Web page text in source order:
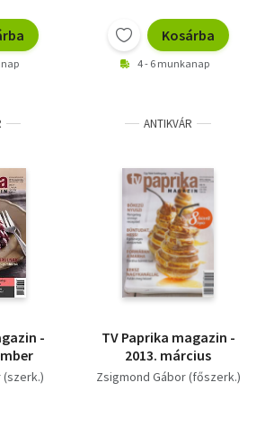
Kosárba
4 - 6 munkanap
-
(szerk.)
ANTIKVÁR
TV Paprika magazin -
2013. március
Zsigmond Gábor (főszerk.)